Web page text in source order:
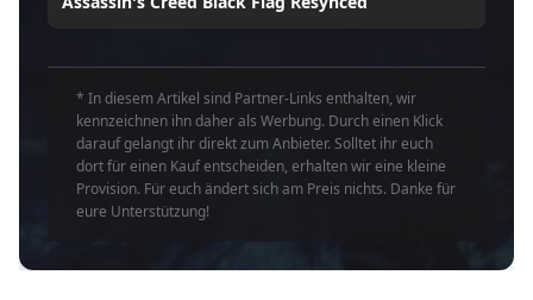
* In diesem Artikel sind Partner-Links enthalten, wir
kennzeichnen ihn daher als Werbung. Durch einen Klick
darauf gelangt ihr direkt zum Anbieter. Solltet ihr euch
dort für einen Kauf entscheiden, erhalten wir eine kleine
Provision. Für euch ändert sich am Preis nichts. Danke für
eure Unterstützung!